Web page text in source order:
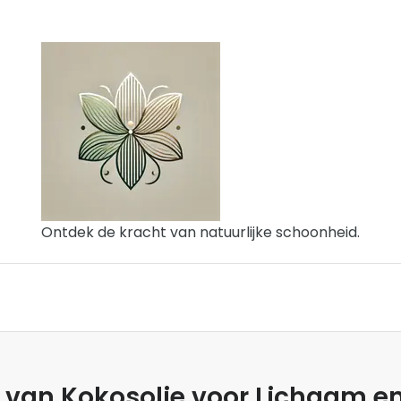
Ontdek de kracht van natuurlijke schoonheid.